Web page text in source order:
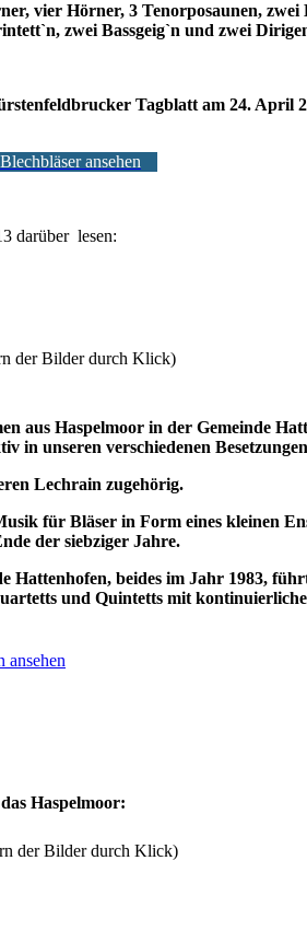
vier Hörner, 3 Tenorposaunen, zwei
zwei Bassgeig`n und zwei
Tagblatt am 24. April
ansehen
darüber lesen:
der Bilder durch Klick)
aus Haspelmoor in der Gemeinde
in unseren verschiedenen
Lechrain zugehörig.
für Bläser in Form eines kleinen
der siebziger Jahre.
Hattenhofen, beides im Jahr 1983,
und Quintetts mit
ansehen
Haspelmoor:
der Bilder durch Klick)